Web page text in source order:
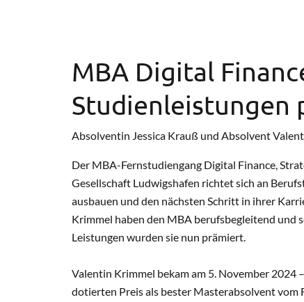
MBA Digital
Studienleistungen
Absolventin Jessica Krauß und Absolvent
Der MBA-Fernstudiengang Digital Finance,
Gesellschaft Ludwigshafen richtet sich an
ausbauen und den nächsten Schritt in ihrer
Krimmel haben den MBA berufsbegleitend und
Leistungen wurden sie nun prämiert.
Valentin Krimmel bekam am 5. November
dotierten Preis als bester Masterabsolvent